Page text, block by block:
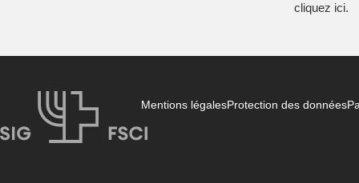
cliquez ici.
Mentions légalesProtection des données